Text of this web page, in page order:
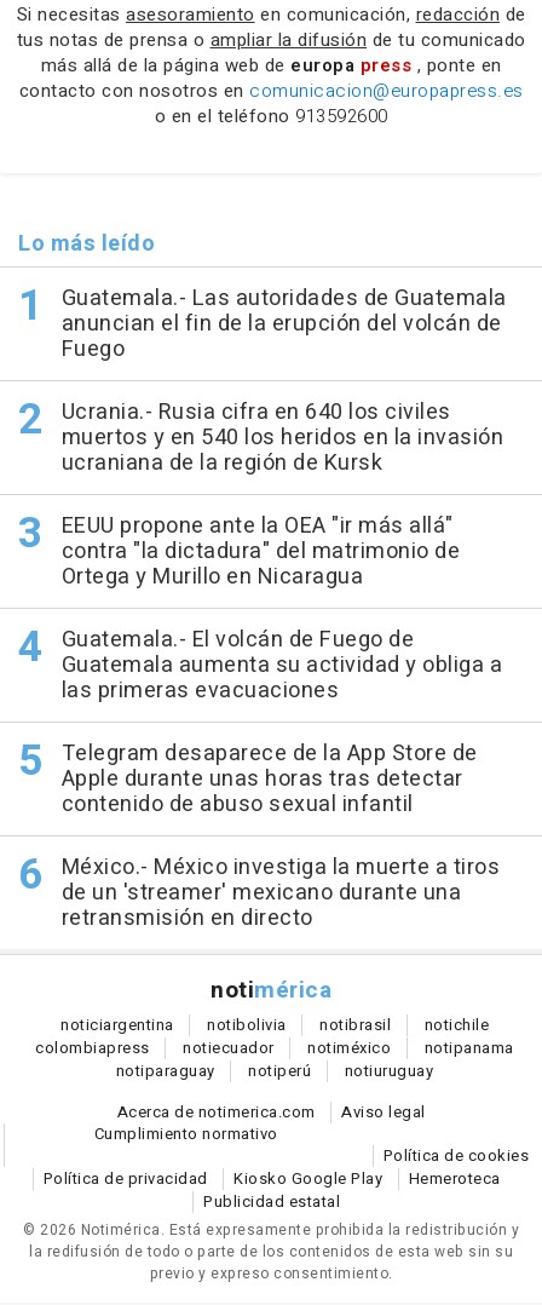
Si necesitas asesoramiento en comunicación, redacción de
tus notas de prensa o ampliar la difusión de tu comunicado
más allá de la página web de europa press , ponte en
contacto con nosotros en comunicacion@europapress.es
o en el teléfono 913592600
Lo más leído
Guatemala.- Las autoridades de Guatemala
anuncian el fin de la erupción del volcán de
Fuego
Ucrania.- Rusia cifra en 640 los civiles
muertos y en 540 los heridos en la invasión
ucraniana de la región de Kursk
EEUU propone ante la OEA "ir más allá"
contra "la dictadura" del matrimonio de
Ortega y Murillo en Nicaragua
Guatemala.- El volcán de Fuego de
Guatemala aumenta su actividad y obliga a
las primeras evacuaciones
Telegram desaparece de la App Store de
Apple durante unas horas tras detectar
contenido de abuso sexual infantil
México.- México investiga la muerte a tiros
de un 'streamer' mexicano durante una
retransmisión en directo
notimérica
noticiargentina notibolivia notibrasil notichile
colombiapress notiecuador notiméxico notipanama
notiparaguay notiperú notiuruguay
Acerca de notimerica.com
Aviso legal
Cumplimiento normativo
Política de cookies
Política de privacidad
Kiosko Google Play
Hemeroteca
Publicidad estatal
© 2026 Notimérica. Está expresamente prohibida la redistribución y
la redifusión de todo o parte de los contenidos de esta web sin su
previo y expreso consentimiento.